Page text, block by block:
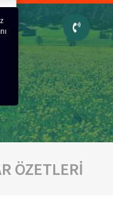
ÖZETLERİ